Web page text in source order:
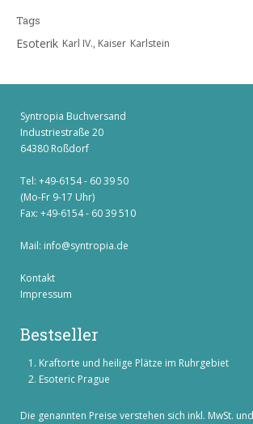
Tags
Esoterik Karl IV., Kaiser Karlstein
Syntropia Buchversand
Industriestraße 20
64380 Roßdorf
Tel: +49-6154 - 60 39 50
(Mo-Fr 9-17 Uhr)
Fax: +49-6154 - 60 39 510
Mail: info@syntropia.de
Kontakt
Impressum
Bestseller
Kraftorte und heilige Plätze im Ruhrgebiet
Esoteric Prague
Die genannten Preise verstehen sich inkl. MwSt.